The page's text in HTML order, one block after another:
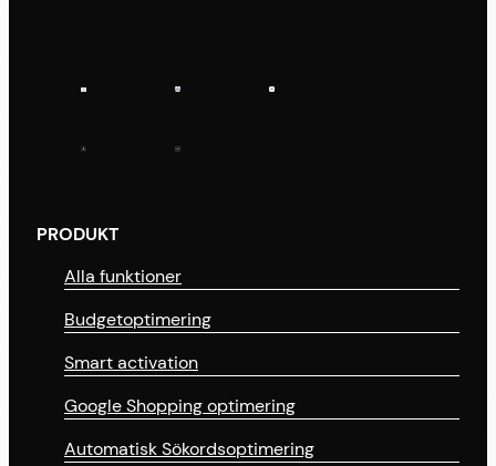
PRODUKT
Alla funktioner
Budgetoptimering
Smart activation
Google Shopping optimering
Automatisk Sökordsoptimering